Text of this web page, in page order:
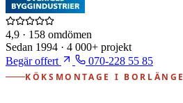
4,9 · 158 omdömen
Sedan 1994 · 4 000+ projekt
Begär offert
070-228 55 85
KÖKSMONTAGE I BORLÄNGE